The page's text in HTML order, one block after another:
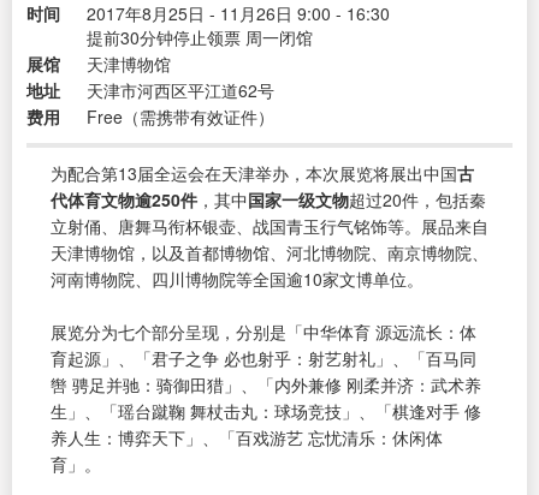
时间
2017年8月25日 - 11月26日 9:00 - 16:30
提前30分钟停止领票 周一闭馆
展馆
天津博物馆
地址
天津市河西区平江道62号
费用
Free（需携带有效证件）
为配合第13届全运会在天津举办，本次展览将展出中国古
代体育文物逾250件 ，其中国家一级文物超过20件，包括秦
立射俑、唐舞马衔杯银壶、战国青玉行气铭饰等。展品来自
天津博物馆，以及首都博物馆、河北博物院、南京博物院、
河南博物院、四川博物院等全国逾10家文博单位。
展览分为七个部分呈现，分别是「中华体育 源远流长：体
育起源」、「君子之争 必也射乎：射艺射礼」、「百马同
辔 骋足并驰：骑御田猎」、「内外兼修 刚柔并济：武术养
生」、「瑶台蹴鞠 舞杖击丸：球场竞技」、「棋逢对手 修
养人生：博弈天下」、「百戏游艺 忘忧清乐：休闲体
育」。